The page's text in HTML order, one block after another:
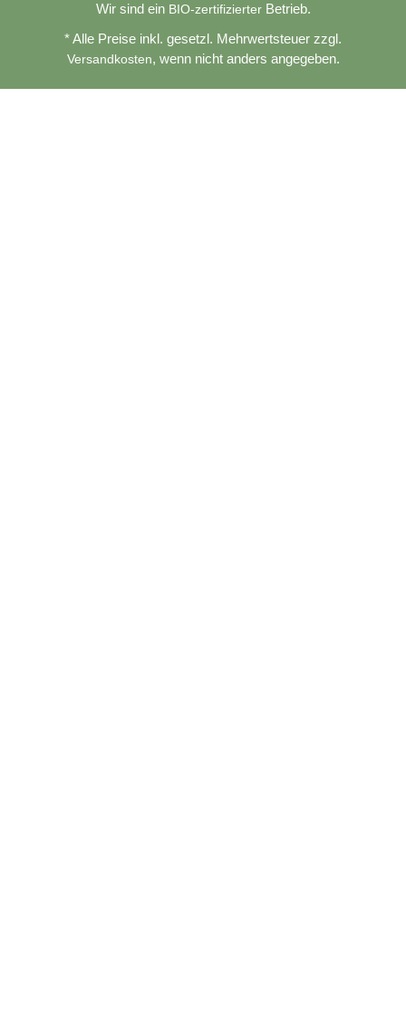
Wir sind ein BIO-zertifizierterBetrieb.
* Alle Preise inkl. gesetzl. Mehrwertsteuer zzgl.
Versandkosten, wenn nicht anders angegeben.